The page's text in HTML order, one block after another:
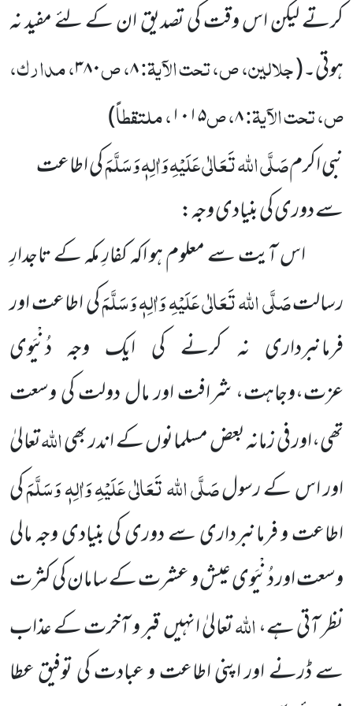
کرتے لیکن اس وقت کی تصدیق ان کے لئے مفید نہ
ہوتی۔(جلالین، ص، تحت الآیۃ:۸، ص۳۸۰، مدارک،
ص، تحت الآیۃ:۸، ص۱۰۱۵، ملتقطاً)
نبی اکرمصَلَّی اللہ تَعَالٰی عَلَیْہِ وَاٰلِہٖ وَسَلَّمَکی اطاعت
سے دوری کی بنیادی وجہ:
اس آیت سے معلوم ہو اکہ کفارِ مکہ کے تاجدارِ
رسالتصَلَّی اللہ تَعَالٰی عَلَیْہِ وَاٰلِہٖ وَسَلَّمَکی اطاعت اور
فرمانبرداری نہ کرنے کی ایک وجہ دُنْیَوی
عزت،وجاہت، شرافت اور مال دولت کی وسعت
تھی،اور فی زمانہ بعض مسلمانوں کے اندر بھیاللہتعالیٰ
اور اس کے رسولصَلَّی اللہ تَعَالٰی عَلَیْہِ وَاٰلِہٖ وَسَلَّمَکی
اطاعت و فرمانبرداری سے دوری کی بنیادی وجہ مالی
وسعت اور دُنْیَوی عیش و عشرت کے سامان کی کثرت
نظر آتی ہے،اللہتعالیٰ انہیں قبر و آخرت کے عذاب
سے ڈرنے اور اپنی اطاعت و عبادت کی توفیق عطا